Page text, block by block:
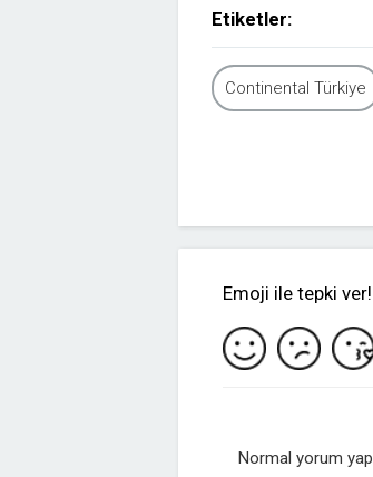
Etiketler:
Continental Türkiye
Emoji ile tepki ver!
Normal yorum yap